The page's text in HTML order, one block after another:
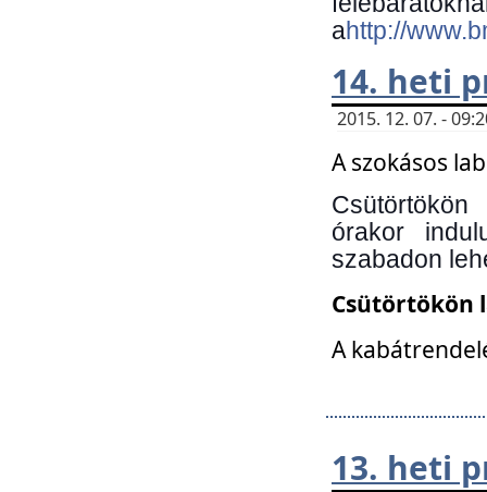
ahttp://
14. heti
2015. 12. 07. -
A szokásos
órakor
szabadon
Csütörtökön
A
13. heti